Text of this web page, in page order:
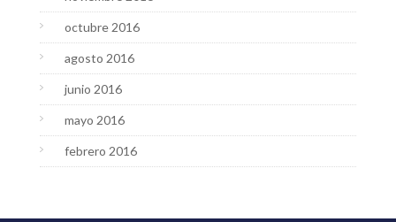
octubre 2016
agosto 2016
junio 2016
mayo 2016
febrero 2016